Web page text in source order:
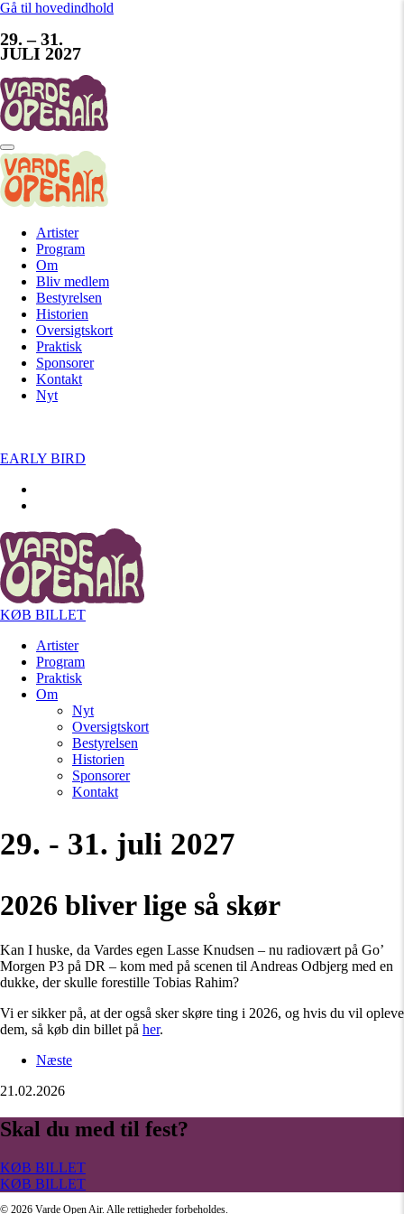
Gå til hovedindhold
29. – 31.
JULI 2027
Artister
Program
Om
Bliv medlem
Bestyrelsen
Historien
Oversigtskort
Praktisk
Sponsorer
Kontakt
Nyt
EARLY BIRD
KØB BILLET
Artister
Program
Praktisk
Om
Nyt
Oversigtskort
Bestyrelsen
Historien
Sponsorer
Kontakt
29. - 31. juli 2027
2026 bliver lige så skør
Kan I huske, da Vardes egen Lasse Knudsen – nu radiovært på Go’
Morgen P3 på DR – kom med på scenen til Andreas Odbjerg med en
dukke, der skulle forestille Tobias Rahim?
Vi er sikker på, at der også sker skøre ting i 2026, og hvis du vil opleve
dem, så køb din billet på her.
Næste
21.02.2026
Skal du med til fest?
KØB BILLET
KØB BILLET
© 2026 Varde Open Air. Alle rettigheder forbeholdes.